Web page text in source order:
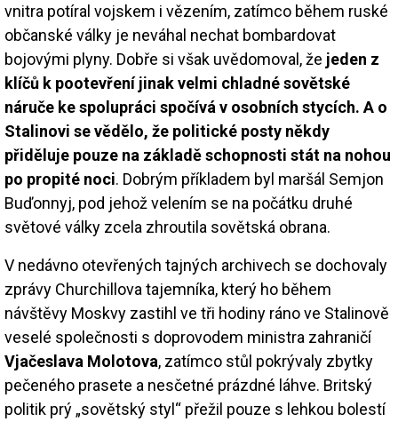
vnitra potíral vojskem i vězením, zatímco během ruské
občanské války je neváhal nechat bombardovat
bojovými plyny. Dobře si však uvědomoval, že jeden z
klíčů k pootevření jinak velmi chladné sovětské
náruče ke spolupráci spočívá v osobních stycích. A o
Stalinovi se vědělo, že politické posty někdy
přiděluje pouze na základě schopnosti stát na nohou
po propité noci. Dobrým příkladem byl maršál Semjon
Buďonnyj, pod jehož velením se na počátku druhé
světové války zcela zhroutila sovětská obrana.
V nedávno otevřených tajných archivech se dochovaly
zprávy Churchillova tajemníka, který ho během
návštěvy Moskvy zastihl ve tři hodiny ráno ve Stalinově
veselé společnosti s doprovodem ministra zahraničí
Vjačeslava Molotova, zatímco stůl pokrývaly zbytky
pečeného prasete a nesčetné prázdné láhve. Britský
politik prý „sovětský styl“ přežil pouze s lehkou bolestí